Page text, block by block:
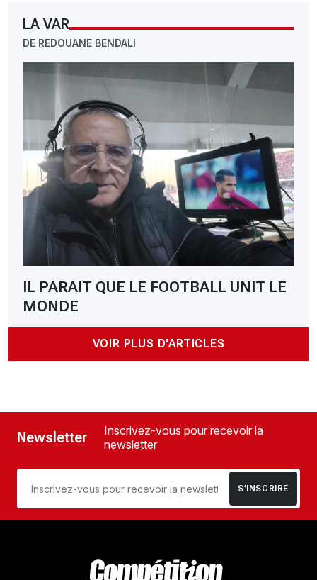
LA VAR
DE REDOUANE BENDALI
IL PARAIT QUE LE FOOTBALL UNIT LE
MONDE
VOIR PLUS D'ARTICLES
Newsletter
Inscrivez-vous pour recevoir la
newsletter
S’INSCRIRE